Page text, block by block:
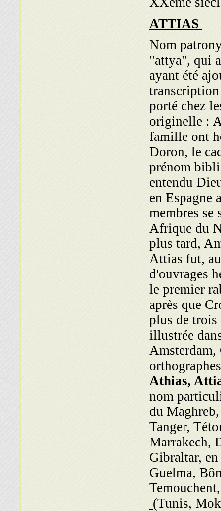
Nom
"attya", qui
ayant été
porté chez
originelle :
famille ont
Doron, le
prénom
entendu
en Espagne
membres se
Afrique du
plus tard,
Attias fut,
d'ouvrages
le premier
après que
plus de
illustrée
Amsterdam,
Athias,
nom
du
Tanger,
Marrakech,
Gibraltar,
Guelma,
(Tunis,